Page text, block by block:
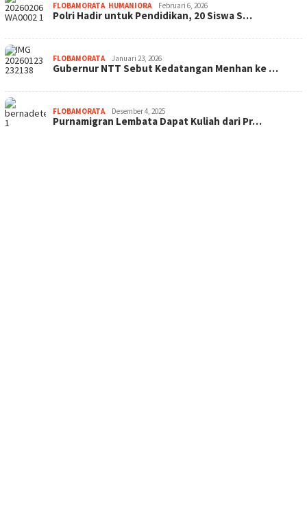
FLOBAMORATA, HUMANIORA Februari 6, 2026
Polri Hadir untuk Pendidikan, 20 Siswa S…
FLOBAMORATA Januari 23, 2026
Gubernur NTT Sebut Kedatangan Menhan ke …
FLOBAMORATA Desember 4, 2025
Purnamigran Lembata Dapat Kuliah dari Pr…